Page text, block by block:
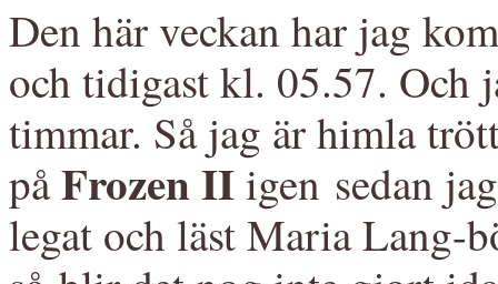
Den här veckan har jag
och tidigast kl. 05.57. Och
timmar. Så jag är himla
påFrozen IIigen sedan
legat och läst Maria Lang-